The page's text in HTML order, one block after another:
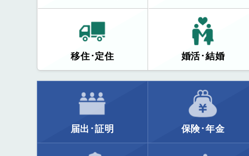
移住･定住 婚活･結婚
届出･証明 保険･年金